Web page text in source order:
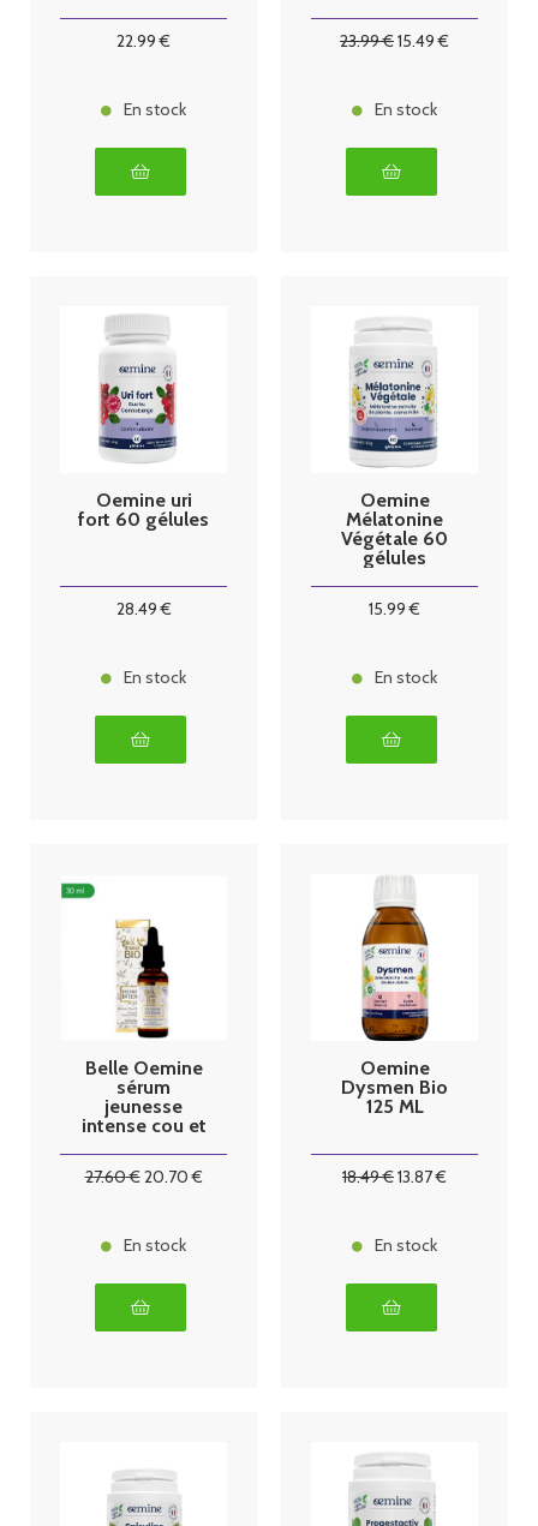
22.99 €
En stock
23.99€15.49 €
En stock
Oemine uri
fort 60 gélules
28.49€
En stock
Oemine
Mélatonine
Végétale 60
gélules
15.99 €
En stock
Belle Oemine
sérum
jeunesse
intense cou et
27.60€20.70€
En stock
Oemine
Dysmen Bio
125 ML
18.49€13.87€
En stock